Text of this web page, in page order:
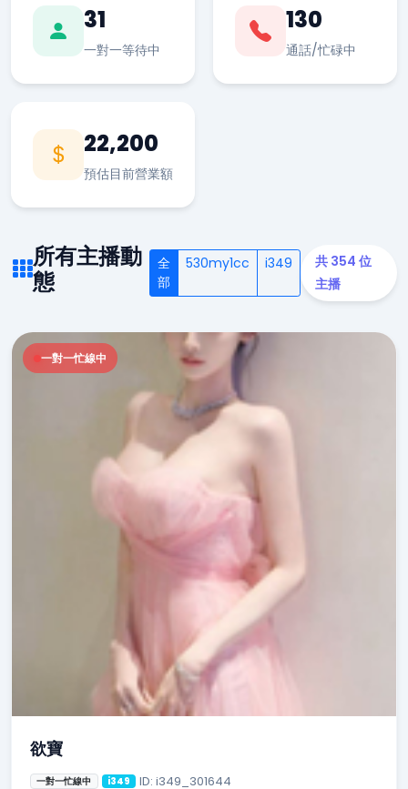
31
一對一等待中
130
通話/忙碌中
22,200
預估目前營業額
所有主播動
態
全
部
530my1cc i349
共 354 位
主播
一對一忙線中
欲寶
一對一忙線中 i349 ID: i349_301644